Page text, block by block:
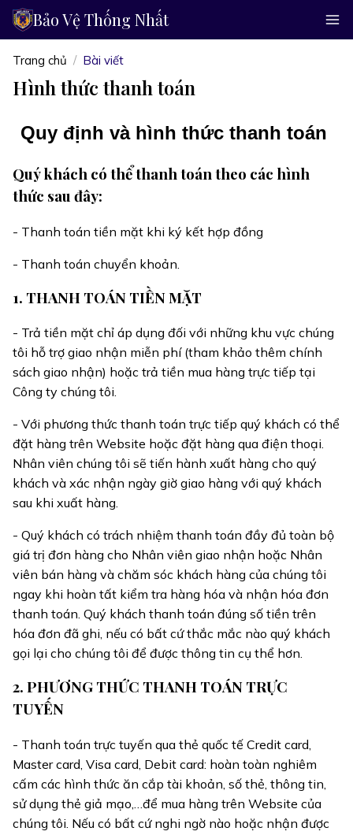
Bảo Vệ Thống Nhất
Trang chủ Bài viết
Hình thức thanh toán
Quy định và hình thức thanh toán
Quý khách có thể thanh toán theo các hình
thức sau đây:
- Thanh toán tiền mặt khi ký kết hợp đồng
- Thanh toán chuyển khoản.
1. THANH TOÁN TIỀN MẶT
- Trả tiền mặt chỉ áp dụng đối với những khu vực chúng
tôi hỗ trợ giao nhận miễn phí (tham khảo thêm chính
sách giao nhận) hoặc trả tiền mua hàng trực tiếp tại
Công ty chúng tôi.
- Với phương thức thanh toán trực tiếp quý khách có thể
đặt hàng trên Website hoặc đặt hàng qua điện thoại.
Nhân viên chúng tôi sẽ tiến hành xuất hàng cho quý
khách và xác nhận ngày giờ giao hàng với quý khách
sau khi xuất hàng.
- Quý khách có trách nhiệm thanh toán đầy đủ toàn bộ
giá trị đơn hàng cho Nhân viên giao nhận hoặc Nhân
viên bán hàng và chăm sóc khách hàng của chúng tôi
ngay khi hoàn tất kiểm tra hàng hóa và nhận hóa đơn
thanh toán. Quý khách thanh toán đúng số tiền trên
hóa đơn đã ghi, nếu có bất cứ thắc mắc nào quý khách
gọi lại cho chúng tôi để được thông tin cụ thể hơn.
2. PHƯƠNG THỨC THANH TOÁN TRỰC
TUYẾN
- Thanh toán trực tuyến qua thẻ quốc tế Credit card,
Master card, Visa card, Debit card: hoàn toàn nghiêm
cấm các hình thức ăn cắp tài khoản, số thẻ, thông tin,
sử dụng thẻ giả mạo,…để mua hàng trên Website của
chúng tôi. Nếu có bất cứ nghi ngờ nào hoặc nhận được